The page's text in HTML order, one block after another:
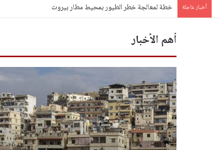
أخبار عاجلة خطة لمعالجة خطر الطيور بمحيط مطار بيروت
أهم الأخبار